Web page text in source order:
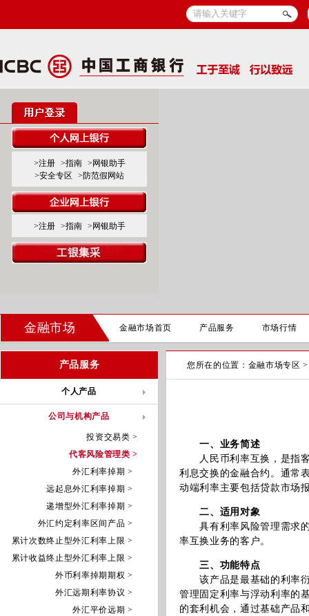
>注册 >指南
>网银助手
>安全专区
>防范假网站
>注册 >指南 >网银助手
金融市场 金融市场首页 产品服务 市场行情
产品服务
个人产品
公司与机构产品
投资交易类 >
代客风险管理类 >
外汇利率掉期 >
远起息外汇利率掉期 >
递增型外汇利率掉期 >
外汇约定利率区间产品 >
累计次数终止型外汇利率上限 >
累计收益终止型外汇利率上限 >
外币利率掉期期权 >
外汇远期利率协议 >
外汇平价远期 >
您所在的位置： 金融市场专区
一、业务简述
人民币利率互换，是指客
利息交换的金融合约。通常
动端利率主要包括贷款市场
二、适用对象
具有利率风险管理需求的
率互换业务的客户。
三、功能特点
该产品是最基础的利率衍
管理固定利率与浮动利率的
的套利机会，通过基础产品